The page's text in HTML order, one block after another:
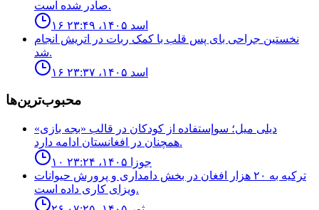
صادر شده است.
۱۶ اسد ۱۴۰۵، ۲۳:۴۹
نخستين جراحى باى پس قلب با كمک ربات در اتريش انجام
شد.
۱۶ اسد ۱۴۰۵، ۲۳:۳۷
محبوب‌ترین‌ها
ديلى ميل؛ سوإستفاده از كودكان در قالب «بجه بازى»
همچنان در افغانستان ادامه دارد.
۱۰ جوزا ۱۴۰۵، ۲۳:۲۴
ترکیه به ۲۰ هزار افغان در بخش دامداری و پرورش حیوانات
ویزای کاری داده است.